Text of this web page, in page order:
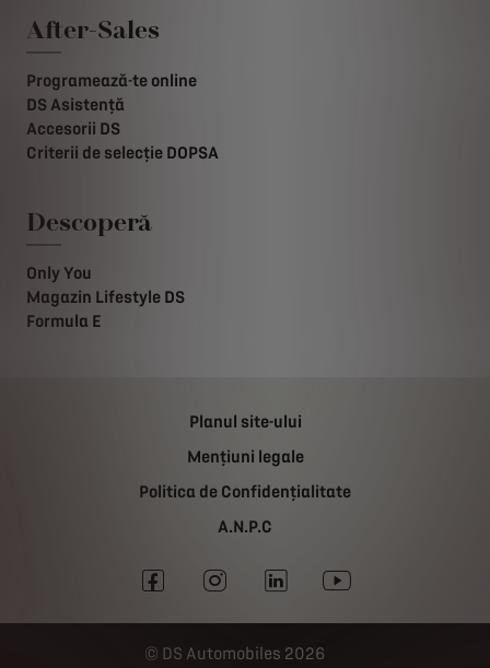
After-Sales
Programează-te online
DS Asistență
Accesorii DS
Criterii de selecție DOPSA
Descoperă
Only You
Magazin Lifestyle DS
Formula E
Planul site-ului
Mențiuni legale
Politica de Confidențialitate
A.N.P.C
DS Automobiles 2026